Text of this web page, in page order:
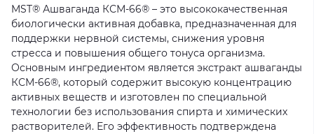
MST® Ашваганда КСМ-66® – это высококачественная
биологически активная добавка, предназначенная для
поддержки нервной системы, снижения уровня
стресса и повышения общего тонуса организма.
Основным ингредиентом является экстракт ашваганды
КСМ-66®, который содержит высокую концентрацию
активных веществ и изготовлен по специальной
технологии без использования спирта и химических
растворителей. Его эффективность подтверждена